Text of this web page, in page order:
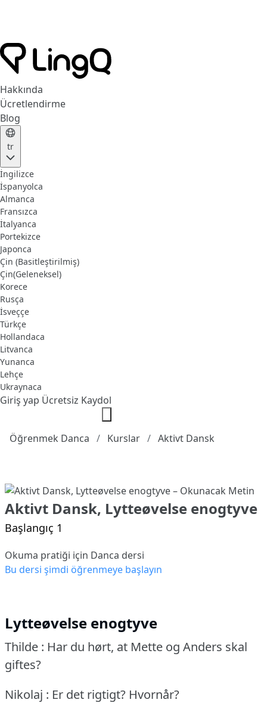
Hakkında
Ücretlendirme
Blog
tr
İngilizce
İspanyolca
Almanca
Fransızca
İtalyanca
Portekizce
Japonca
Çin (Basitleştirilmiş)
Çin(Geleneksel)
Korece
Rusça
İsveççe
Türkçe
Hollandaca
Litvanca
Yunanca
Lehçe
Ukraynaca
Giriş yap Ücretsiz Kaydol
Öğrenmek Danca Kurslar Aktivt Dansk
Aktivt Dansk, Lytteøvelse enogtyve
Başlangıç 1
Okuma pratiği için Danca dersi
Bu dersi şimdi öğrenmeye başlayın
Lytteøvelse enogtyve
Thilde : Har du hørt, at Mette og Anders skal
giftes?
Nikolaj : Er det rigtigt? Hvornår?